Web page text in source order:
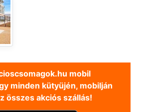
mobil
minden kütyüjén, mobilján
összes akciós szállás!